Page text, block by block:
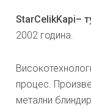
StarCelikKapi–
2002 година.
процес.
метални